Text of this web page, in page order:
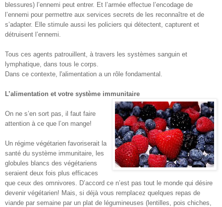
blessures) l’ennemi peut entrer. Et l’armée effectue l’encodage de
l’ennemi pour permettre aux services secrets de les reconnaître et de
s’adapter. Elle stimule aussi les policiers qui détectent, capturent et
détruisent l’ennemi.
Tous ces agents patrouillent, à travers les systèmes sanguin et
lymphatique, dans tous le corps.
Dans ce contexte, l'alimentation a un rôle fondamental.
L’alimentation et votre système immunitaire
On ne s’en sort pas, il faut faire
attention à ce que l’on mange!
Un régime végétarien favoriserait la
santé du système immunitaire, les
globules blancs des végétariens
seraient deux fois plus efficaces
que ceux des omnivores. D’accord ce n’est pas tout le monde qui désire
devenir végétarien! Mais, si déjà vous remplacez quelques repas de
viande par semaine par un plat de légumineuses (lentilles, pois chiches,